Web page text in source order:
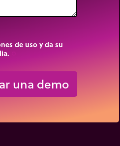
de uso y da su
una demo